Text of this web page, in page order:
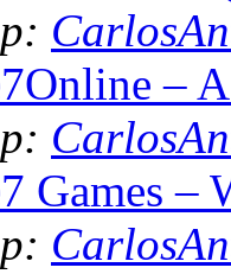
–
Games –